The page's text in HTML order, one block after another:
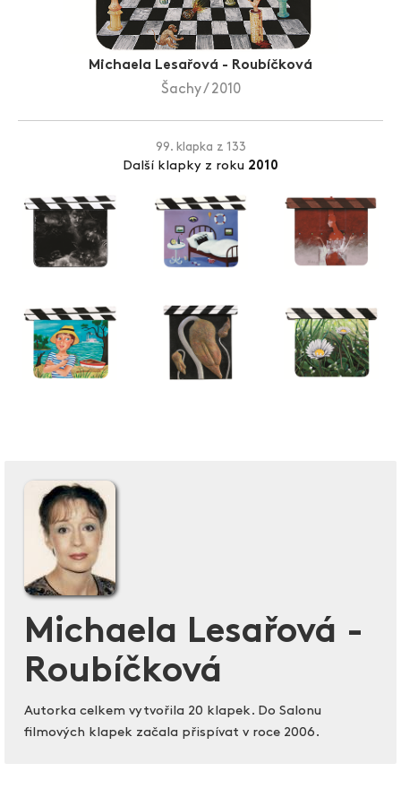
Michaela Lesařová - Roubíčková
Šachy / 2010
99. klapka z 133
Další klapky z roku 2010
Michaela Lesařová -
Roubíčková
Autorka celkem vytvořila 20 klapek. Do Salonu
filmových klapek začala přispívat v roce 2006.